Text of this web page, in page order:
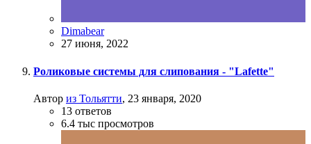
Dimabear
27 июня, 2022
Роликовые системы для слипования - "Lafette"
Автор из Тольятти, 23 января, 2020
13 ответов
6.4 тыс просмотров